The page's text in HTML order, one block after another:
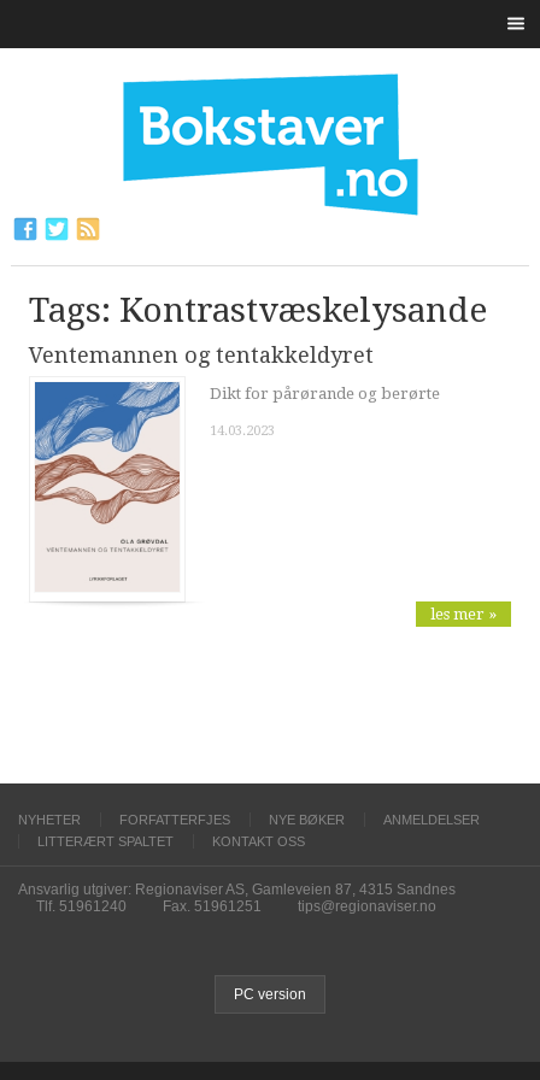
Tags: Kontrastvæskelysande
Ventemannen og tentakkeldyret
Dikt for pårørande og berørte
14.03.2023
les mer »
NYHETER FORFATTERFJES NYE BØKER
ANMELDELSER
LITTERÆRT SPALTET
KONTAKT OSS
Ansvarlig utgiver: Regionaviser AS, Gamleveien 87, 4315 Sandnes
Tlf. 51961240
Fax. 51961251 tips@regionaviser.no
PC version